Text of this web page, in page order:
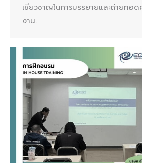
เชี่ยวชาญในการบรรยายและถ่ายทอด
งาน.